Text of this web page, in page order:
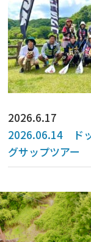
2026.6.17
2026.06.14 ド
グサップツアー